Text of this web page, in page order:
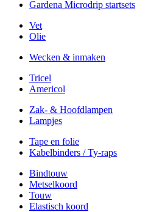
Gardena Microdrip startsets
Vet
Olie
Wecken & inmaken
Tricel
Americol
Zak- & Hoofdlampen
Lampjes
Tape en folie
Kabelbinders / Ty-raps
Bindtouw
Metselkoord
Touw
Elastisch koord